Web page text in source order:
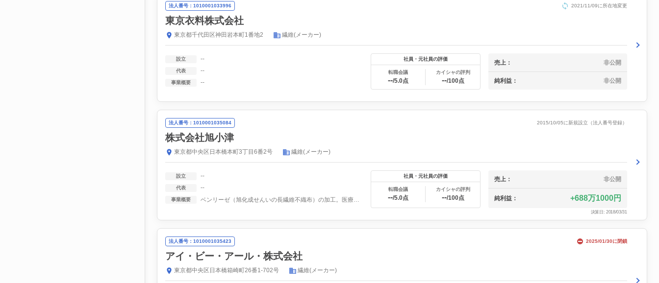
法人番号：1010001033996 2021/11/09に所在地変更
東京衣料株式会社
東京都千代田区神田岩本町1番地2 繊維(メーカー)
設立 --
代表 --
事業概要 --
社員・元社員の評価
転職会議
--/5.0点
カイシャの評判
--/100点
売上： 非公開
純利益： 非公開
法人番号：1010001035084 2015/10/05に新規設立（法人番号登録）
株式会社旭小津
東京都中央区日本橋本町3丁目6番2号 繊維(メーカー)
設立 --
代表 --
事業概要 ベンリーゼ（旭化成せんいの長繊維不織布）の加工。医療機器と...
社員・元社員の評価
転職会議
--/5.0点
カイシャの評判
--/100点
売上： 非公開
純利益： 688万1000円
決算日: 2018/03/31
法人番号：1010001035423 2025/01/30に閉鎖
アイ・ビー・アール・株式会社
東京都中央区日本橋箱崎町26番1-702号 繊維(メーカー)